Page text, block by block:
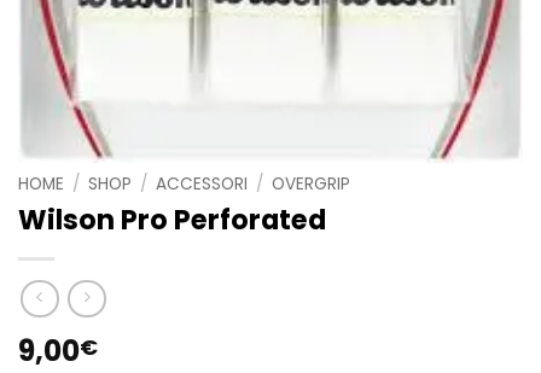
HOME / SHOP / ACCESSORI / OVERGRIP
Wilson Pro Perforated
9,00€